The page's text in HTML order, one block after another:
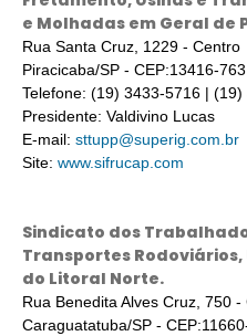
e Molhadas em Geral de
Rua Santa Cruz, 1229 - Centro
Piracicaba/SP - CEP:13416-763
Telefone: (19) 3433-5716 |
Presidente: Valdivino Lucas
E-mail: sttupp@superig.com.br
Site: www.sifrucap.com
Sindicato dos
Transportes
do Litoral Norte.
Rua Benedita Alves Cruz, 750 -
Caraguatatuba/SP -